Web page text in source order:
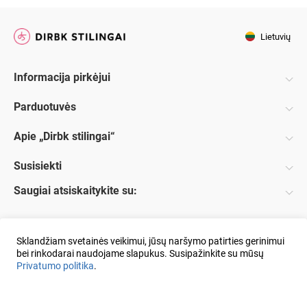
Informacija pirkėjui
Parduotuvės
Apie „Dirbk stilingai“
Susisiekti
Saugiai atsiskaitykite su:
© 2018 UAB DS Sprendimas:
Lietuvių
Sklandžiam svetainės veikimui, jūsų naršymo patirties gerinimui
bei rinkodarai naudojame slapukus. Susipažinkite su mūsų
Privatumo politika.